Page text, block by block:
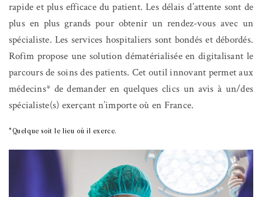
rapide et plus efficace du patient. Les délais d’attente sont de
plus en plus grands pour obtenir un rendez-vous avec un
spécialiste. Les services hospitaliers sont bondés et débordés.
Rofim propose une solution dématérialisée en digitalisant le
parcours de soins des patients. Cet outil innovant permet aux
médecins* de demander en quelques clics un avis à un/des
spécialiste(s) exerçant n’importe où en France.
*Quelque soit le lieu où il exerce.